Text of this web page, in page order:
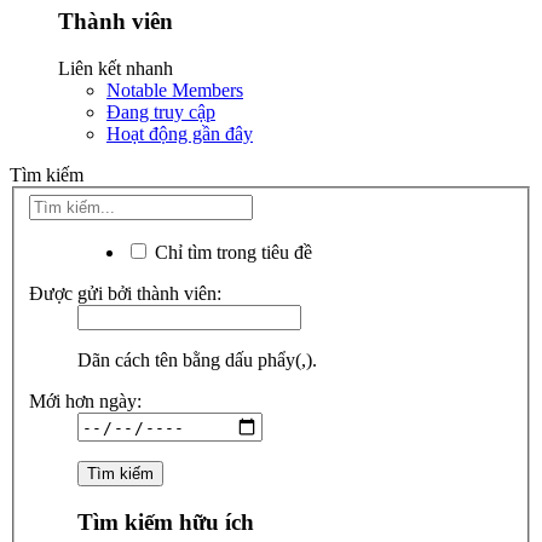
Thành viên
Liên kết nhanh
Notable Members
Đang truy cập
Hoạt động gần đây
Tìm kiếm
Chỉ tìm trong tiêu đề
Được gửi bởi thành viên:
Dãn cách tên bằng dấu phẩy(,).
Mới hơn ngày:
Tìm kiếm hữu ích